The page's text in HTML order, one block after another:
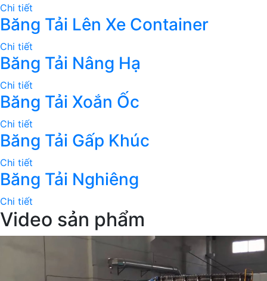
Chi tiết
Băng Tải Lên Xe Container
Chi tiết
Băng Tải Nâng Hạ
Chi tiết
Băng Tải Xoắn Ốc
Chi tiết
Băng Tải Gấp Khúc
Chi tiết
Băng Tải Nghiêng
Chi tiết
Video sản phẩm